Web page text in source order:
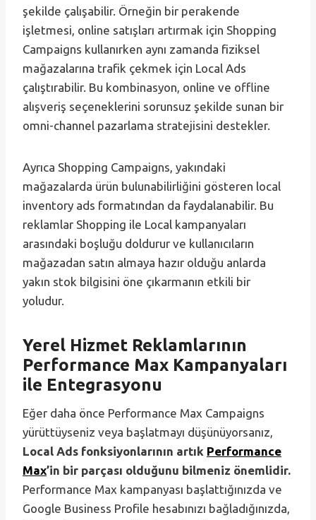
şekilde çalışabilir. Örneğin bir perakende
işletmesi, online satışları artırmak için Shopping
Campaigns kullanırken aynı zamanda fiziksel
mağazalarına trafik çekmek için Local Ads
çalıştırabilir. Bu kombinasyon, online ve offline
alışveriş seçeneklerini sorunsuz şekilde sunan bir
omni-channel pazarlama stratejisini destekler.
Ayrıca Shopping Campaigns, yakındaki
mağazalarda ürün bulunabilirliğini gösteren local
inventory ads formatından da faydalanabilir. Bu
reklamlar Shopping ile Local kampanyaları
arasındaki boşluğu doldurur ve kullanıcıların
mağazadan satın almaya hazır olduğu anlarda
yakın stok bilgisini öne çıkarmanın etkili bir
yoludur.
Yerel Hizmet Reklamlarının
Performance Max Kampanyaları
ile Entegrasyonu
Eğer daha önce Performance Max Campaigns
yürüttüyseniz veya başlatmayı düşünüyorsanız,
Local Ads fonksiyonlarının artık Performance
Max’in bir parçası olduğunu bilmeniz önemlidir.
Performance Max kampanyası başlattığınızda ve
Google Business Profile hesabınızı bağladığınızda,